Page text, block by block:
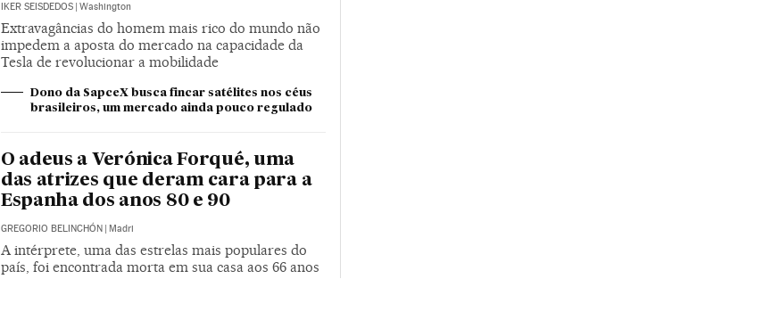
IKER SEISDEDOS | Washington
Extravagâncias do homem mais rico do mundo não
impedem a aposta do mercado na capacidade da
Tesla de revolucionar a mobilidade
Dono da SapceX busca fincar satélites nos céus
brasileiros, um mercado ainda pouco regulado
O adeus a Verónica Forqué, uma
das atrizes que deram cara para a
Espanha dos anos 80 e 90
GREGORIO BELINCHÓN | Madri
A intérprete, uma das estrelas mais populares do
país, foi encontrada morta em sua casa aos 66 anos